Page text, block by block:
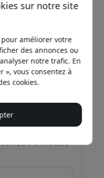
sur notre site
améliorer votre
des annonces ou
notre trafic. En
», vous consentez à
cookies.